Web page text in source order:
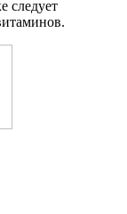
следует